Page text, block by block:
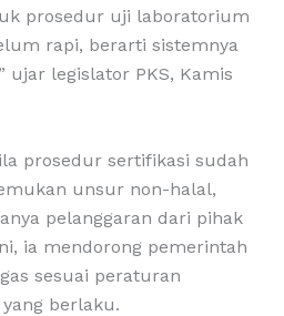
prosedur uji laboratorium
rapi, berarti sistemnya
ujar legislator PKS, Kamis
prosedur sertifikasi sudah
unsur non-halal,
pelanggaran dari pihak
ia mendorong pemerintah
sesuai peraturan
berlaku.